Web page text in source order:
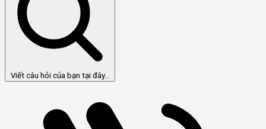
Viết câu hỏi của bạn tại đây...